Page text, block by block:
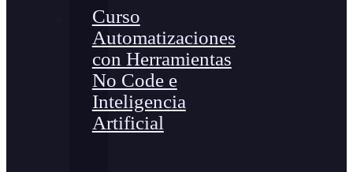
Curso
Automatizaciones
con Herramientas
No Code e
Inteligencia
Artificial